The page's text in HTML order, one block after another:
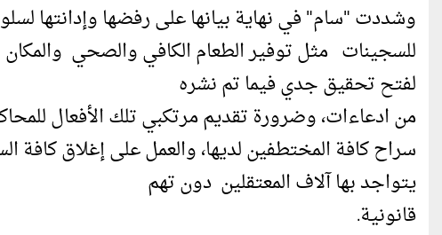
وشددت "سام" في نهاية بيانها على رفضها وإدانتها
للسجينات مثل توفير الطعام الكافي والصحي والمكان
لفتح تحقيق جدي فيما تم نشره
من ادعاءات، وضرورة تقديم مرتكبي تلك الأفعال
سراح كافة المختطفين لديها، والعمل على إغلاق كافة
يتواجد بها آلاف المعتقلين دون تهم
قانونية.